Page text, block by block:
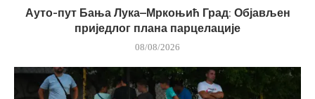
Ауто-пут Бања Лука–Мркоњић Град: Објављен
приједлог плана парцелације
08/08/2026